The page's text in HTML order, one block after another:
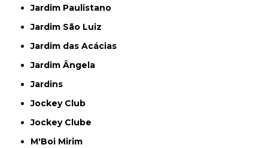
Jardim Paulistano
Jardim São Luiz
Jardim das Acácias
Jardim Ângela
Jardins
Jockey Club
Jockey Clube
M'Boi Mirim